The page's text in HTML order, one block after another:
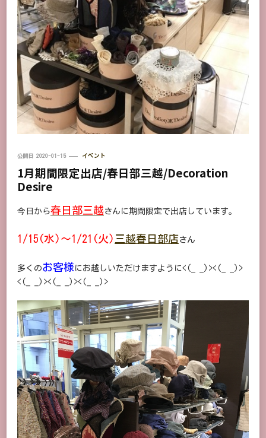
公開日 2020-01-15 イベント
1月期間限定出店/春日部三越/Decoration
Desire
今日から春日部三越 さんに期間限定で出店しています。
1/15(水)～1/21(火) 三越春日部店さん
多くのお客様 にお越しいただけますように<(_ _)><(_ _)>
<(_ _)><(_ _)><(_ _)>